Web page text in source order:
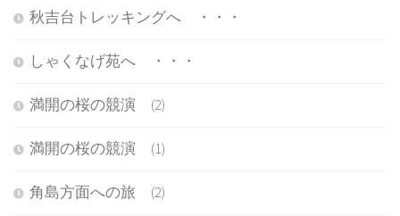
秋吉台トレッキングへ ・・・
しゃくなげ苑へ ・・・
満開の桜の競演 (2)
満開の桜の競演 (1)
角島方面への旅 (2)